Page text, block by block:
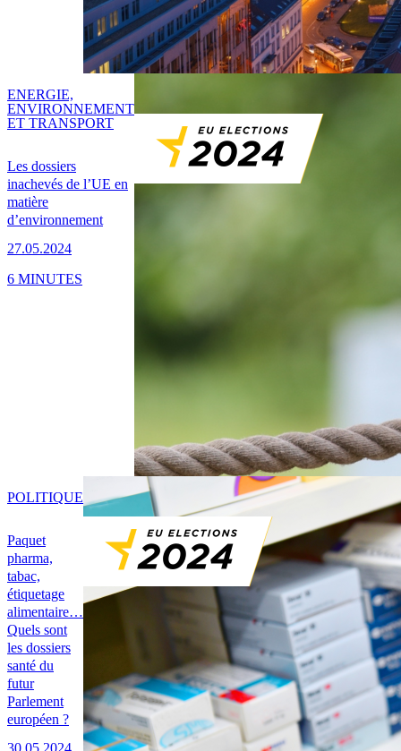
Les dossiers
inachevés de l’UE en
matière
d’environnement
27.05.2024
ENERGIE,
ENVIRONNEMENT
ET TRANSPORT
6 MINUTES
Paquet
pharma,
tabac,
étiquetage
alimentaire…
Quels sont
les dossiers
santé du
futur
Parlement
européen ?
30.05.2024
POLITIQUE